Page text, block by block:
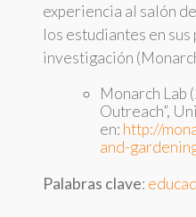
experiencia al salón
los estudiantes en
investigación
Monarch Lab
Outreach”,
en: http://
and-
Palabras clave: